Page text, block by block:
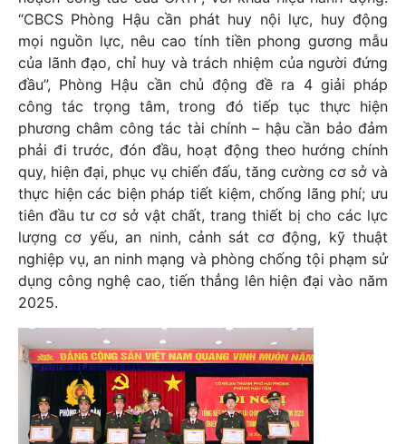
“CBCS Phòng Hậu cần phát huy nội lực, huy động
mọi nguồn lực, nêu cao tính tiền phong gương mẫu
của lãnh đạo, chỉ huy và trách nhiệm của người đứng
đầu”, Phòng Hậu cần chủ động đề ra 4 giải pháp
công tác trọng tâm, trong đó tiếp tục thực hiện
phương châm công tác tài chính – hậu cần bảo đảm
phải đi trước, đón đầu, hoạt động theo hướng chính
quy, hiện đại, phục vụ chiến đấu, tăng cường cơ sở và
thực hiện các biện pháp tiết kiệm, chống lãng phí; ưu
tiên đầu tư cơ sở vật chất, trang thiết bị cho các lực
lượng cơ yếu, an ninh, cảnh sát cơ động, kỹ thuật
nghiệp vụ, an ninh mạng và phòng chống tội phạm sử
dụng công nghệ cao, tiến thẳng lên hiện đại vào năm
2025.